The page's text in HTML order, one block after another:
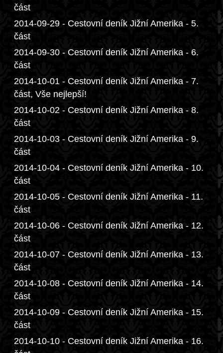
část
2014-09-29 - Cestovní deník Jižní Amerika - 5.
část
2014-09-30 - Cestovní deník Jižní Amerika - 6.
část
2014-10-01 - Cestovní deník Jižní Amerika - 7.
část, Vše nejlepší!
2014-10-02 - Cestovní deník Jižní Amerika - 8.
část
2014-10-03 - Cestovní deník Jižní Amerika - 9.
část
2014-10-04 - Cestovní deník Jižní Amerika - 10.
část
2014-10-05 - Cestovní deník Jižní Amerika - 11.
část
2014-10-06 - Cestovní deník Jižní Amerika - 12.
část
2014-10-07 - Cestovní deník Jižní Amerika - 13.
část
2014-10-08 - Cestovní deník Jižní Amerika - 14.
část
2014-10-09 - Cestovní deník Jižní Amerika - 15.
část
2014-10-10 - Cestovní deník Jižní Amerika - 16.